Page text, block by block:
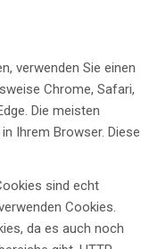
verwenden Sie einen
Chrome, Safari,
Die meisten
Ihrem Browser. Diese
sind echt
Cookies.
da es auch noch